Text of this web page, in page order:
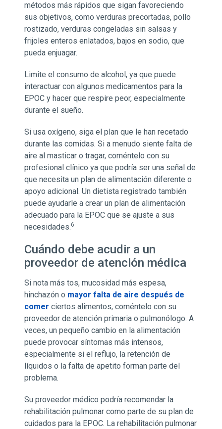
métodos más rápidos que sigan favoreciendo
sus objetivos, como verduras precortadas, pollo
rostizado, verduras congeladas sin salsas y
frijoles enteros enlatados, bajos en sodio, que
pueda enjuagar.
Limite el consumo de alcohol, ya que puede
interactuar con algunos medicamentos para la
EPOC y hacer que respire peor, especialmente
durante el sueño.
Si usa oxígeno, siga el plan que le han recetado
durante las comidas. Si a menudo siente falta de
aire al masticar o tragar, coméntelo con su
profesional clínico ya que podría ser una señal de
que necesita un plan de alimentación diferente o
apoyo adicional. Un dietista registrado también
puede ayudarle a crear un plan de alimentación
adecuado para la EPOC que se ajuste a sus
necesidades.6
Cuándo debe acudir a un
proveedor de atención médica
Si nota más tos, mucosidad más espesa,
hinchazón o mayor falta de aire después de
comer ciertos alimentos, coméntelo con su
proveedor de atención primaria o pulmonólogo. A
veces, un pequeño cambio en la alimentación
puede provocar síntomas más intensos,
especialmente si el reflujo, la retención de
líquidos o la falta de apetito forman parte del
problema.
Su proveedor médico podría recomendar la
rehabilitación pulmonar como parte de su plan de
cuidados para la EPOC. La rehabilitación pulmonar